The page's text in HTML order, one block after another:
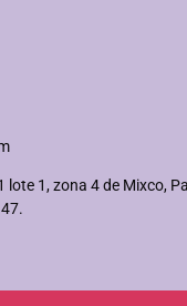
1, zona 4 de Mixco,